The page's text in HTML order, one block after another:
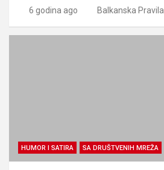
6 godina ago Balkanska Pravila
HUMOR I SATIRA SA DRUŠTVENIH MREŽA